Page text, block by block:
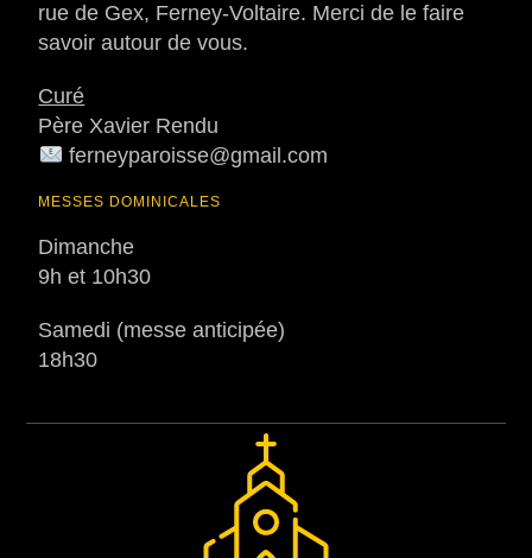
rue de Gex, Ferney-Voltaire. Merci de le faire
savoir autour de vous.
Curé
Père Xavier Rendu
ferneyparoisse@gmail.com
MESSES DOMINICALES
Dimanche
9h et 10h30
Samedi (messe anticipée)
18h30